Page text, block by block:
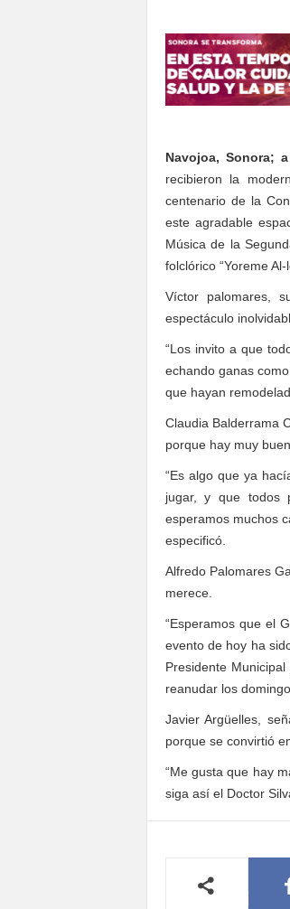
Navojoa, Sonora;
recibieron la
centenario de la
este agradable
Música de la
folclórico “Yoreme Al-
Víctor palomares,
espectáculo
“Los invito a que
echando ganas
que hayan
Claudia Balderrama
porque hay muy
“Es algo que ya
jugar, y que todos
esperamos muchos
especificó.
Alfredo Palomares
merece.
“Esperamos que el
evento de hoy ha
Presidente
reanudar los
Javier Argüelles,
porque se convirtió
“Me gusta que hay
siga así el Doctor